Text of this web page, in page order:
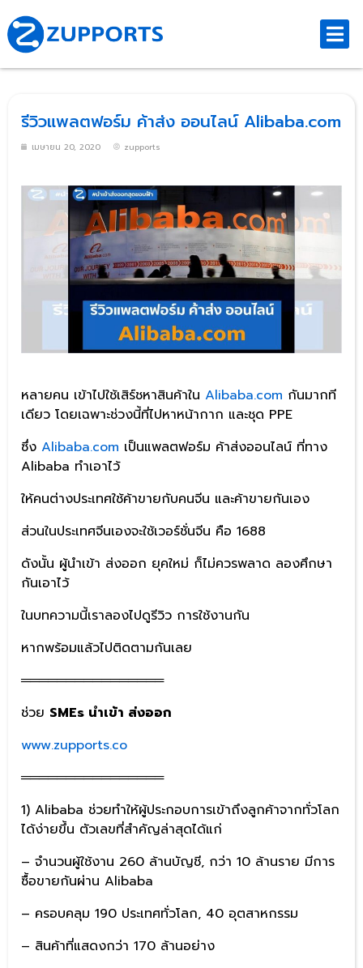
รีวิวแพลตฟอร์ม ค้าส่ง ออนไลน์ Alibaba.com
เมษายน 20, 2020 zupports
หลายคน เข้าไปใช้เสิร์ชหาสินค้าใน Alibaba.com กันมากที
เดียว โดยเฉพาะช่วงนี้ที่ไปหาหน้ากาก และชุด PPE
ซึ่ง Alibaba.com เป็นแพลตฟอร์ม ค้าส่งออนไลน์ ที่ทาง
Alibaba ทำเอาไว้
ให้คนต่างประเทศใช้ค้าขายกับคนจีน และค้าขายกันเอง
ส่วนในประเทศจีนเองจะใช้เวอร์ชั่นจีน คือ 1688
ดังนั้น ผู้นำเข้า ส่งออก ยุคใหม่ ก็ไม่ควรพลาด ลองศึกษา
กันเอาไว้
ในบทความนี้เราลองไปดูรีวิว การใช้งานกัน
หากพร้อมแล้วไปติดตามกันเลย
════════════════
ช่วย SMEs นำเข้า ส่งออก
www.zupports.co
════════════════
1) Alibaba ช่วยทำให้ผู้ประกอบการเข้าถึงลูกค้าจากทั่วโลก
ได้ง่ายขึ้น ตัวเลขที่สำคัญล่าสุดได้แก่
– จำนวนผู้ใช้งาน 260 ล้านบัญชี, กว่า 10 ล้านราย มีการ
ซื้อขายกันผ่าน Alibaba
– ครอบคลุม 190 ประเทศทั่วโลก, 40 อุตสาหกรรม
– สินค้าที่แสดงกว่า 170 ล้านอย่าง